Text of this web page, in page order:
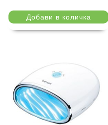
Individually adjustable hand
strap